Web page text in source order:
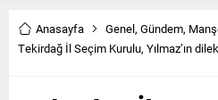
Anasayfa Genel, Gündem,
Tekirdağ İl Seçim Kurulu, Yılmaz’ın